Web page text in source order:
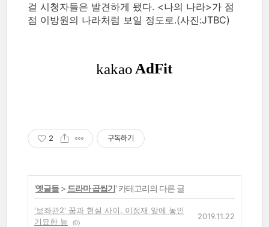
걸 시청자들은 발견하게 됐다. <나의 나라>가 점
점 이방원의 나라처럼 보일 정도로.(사진:JTBC)
2 구독하기
'옛글들> 드라마 곱씹기' 카테고리의 다른 글
'보좌관2' 꿈과 현실 사이, 이정재 앞에 놓인
기묘한 늪
(0)
2019.11.22